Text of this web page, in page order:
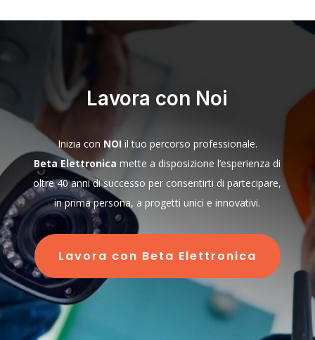
Lavora con Noi
Inizia con NOIil tuo percorso professionale.
Beta Elettronica mette a disposizione l’esperienza di
oltre 40 anni di successo per consentirti di partecipare,
in prima persona, a progetti unici e innovativi.
Lavora con Beta Elettronica